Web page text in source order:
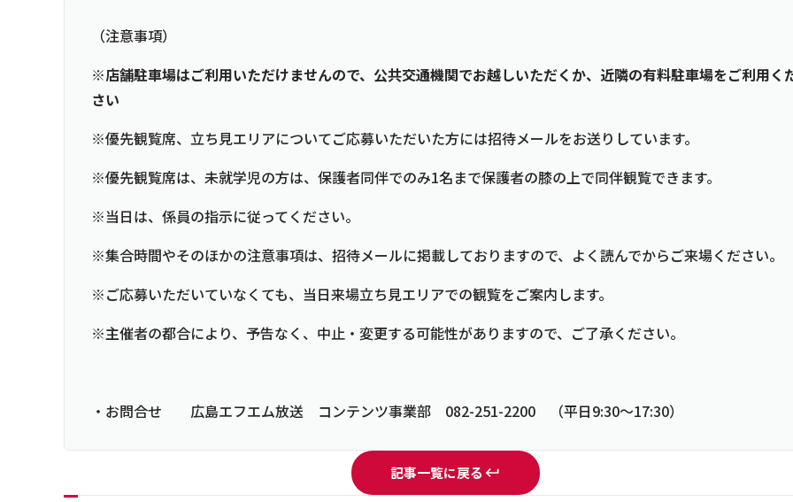
（注意事項）
※店舗駐車場はご利用いただけませんので、公共交通機関でお越しいただくか、近隣の有料駐車場をご利用く
さい
※優先観覧席、立ち見エリアについてご応募いただいた方には招待メールをお送りしています。
※優先観覧席は、未就学児の方は、保護者同伴でのみ1名まで保護者の膝の上で同伴観覧できます。
※当日は、係員の指示に従ってください。
※集合時間やそのほかの注意事項は、招待メールに掲載しておりますので、よく読んでからご来場ください。
※ご応募いただいていなくても、当日来場立ち見エリアでの観覧をご案内します。
※主催者の都合により、予告なく、中止・変更する可能性がありますので、ご了承ください。
・お問合せ 広島エフエム放送 コンテンツ事業部 082-251-2200 （平日9:30～17:30）
記事一覧に戻る